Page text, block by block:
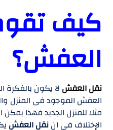
كيف
العفش؟
نقل العفش لا يكون بالفكرة
العفش الموجود فى المنزل
مثلا للمنزل الجديد فهذا
الإختلاف فى اننقل العفش